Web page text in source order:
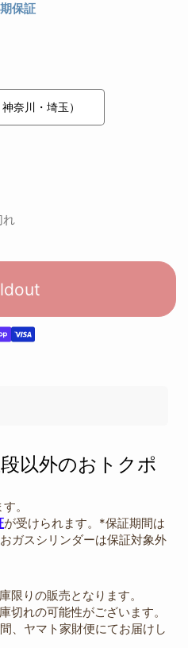
保証
奈川・埼玉）
れ
以外のおトクポ
。
が受けられます。*保証期間は
ガスシリンダーは保証対象外
限りの販売となります。
れの可能性がございます。
、ヤマト家財便にてお届けし